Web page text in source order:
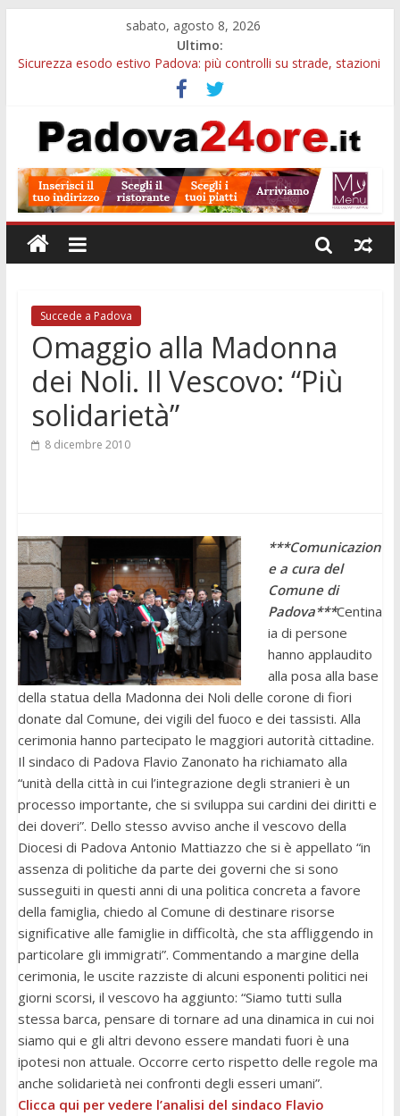
sabato, agosto 8, 2026
Ultimo:
Sicurezza esodo estivo Padova: più controlli su strade, stazioni
Calici di Stelle Arzergrande: astronomia, musica e sapori al
Casone Azzurro
Notizie di Padova alle ore 10: censimento a Monselice, arresto
Notizie di Padova alle ore 23: maltrattamenti, arresto a
Limena e progetto Cool Shop
Bando sicurezza urbana Veneto: 650mila euro per Comuni e
Polizie locali
Succede a Padova
Omaggio alla Madonna
dei Noli. Il Vescovo: “Più
solidarietà”
8 dicembre 2010
***Comunicazion
e a cura del
Comune di
Padova***Centina
ia di persone
hanno applaudito
alla posa alla base
della statua della Madonna dei Noli delle corone di fiori
donate dal Comune, dei vigili del fuoco e dei tassisti. Alla
cerimonia hanno partecipato le maggiori autorità cittadine.
Il sindaco di Padova Flavio Zanonato ha richiamato alla
“unità della città in cui l’integrazione degli stranieri è un
processo importante, che si sviluppa sui cardini dei diritti e
dei doveri”. Dello stesso avviso anche il vescovo della
Diocesi di Padova Antonio Mattiazzo che si è appellato “in
assenza di politiche da parte dei governi che si sono
susseguiti in questi anni di una politica concreta a favore
della famiglia, chiedo al Comune di destinare risorse
significative alle famiglie in difficoltà, che sta affliggendo in
particolare gli immigrati”. Commentando a margine della
cerimonia, le uscite razziste di alcuni esponenti politici nei
giorni scorsi, il vescovo ha aggiunto: “Siamo tutti sulla
stessa barca, pensare di tornare ad una dinamica in cui noi
siamo qui e gli altri devono essere mandati fuori è una
ipotesi non attuale. Occorre certo rispetto delle regole ma
anche solidarietà nei confronti degli esseri umani”.
Clicca qui per vedere l’analisi del sindaco Flavio